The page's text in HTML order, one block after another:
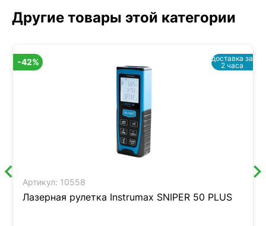
Другие товары этой категории
Артикул: 10558
Лазерная рулетка Instrumax SNIPER 50 PLUS
-42%
доставка за
2 часа